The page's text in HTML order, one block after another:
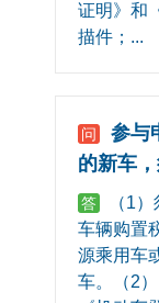
证明》和
描件；...
问
参与
的新车
答
（1）
车辆购置
源乘用车
车。（2